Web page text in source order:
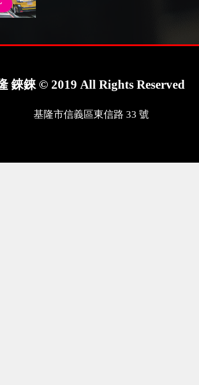
錸錸 © 2019 All Rights Reserved
基隆市信義區東信路 33 號